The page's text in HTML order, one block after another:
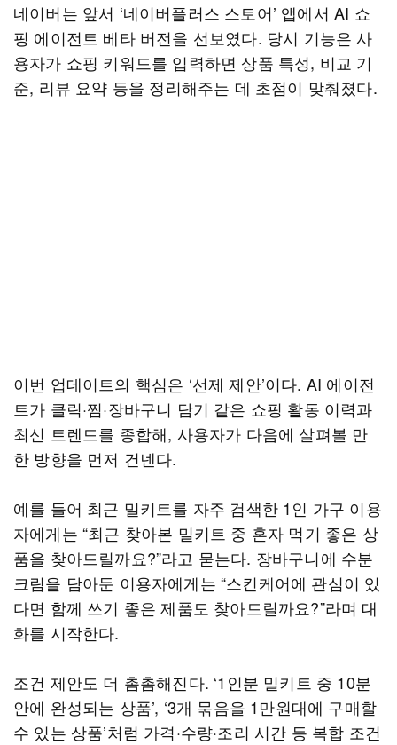
네이버는 앞서 ‘네이버플러스 스토어’ 앱에서 AI 쇼
핑 에이전트 베타 버전을 선보였다. 당시 기능은 사
용자가 쇼핑 키워드를 입력하면 상품 특성, 비교 기
준, 리뷰 요약 등을 정리해주는 데 초점이 맞춰졌다.
이번 업데이트의 핵심은 ‘선제 제안’이다. AI 에이전
트가 클릭·찜·장바구니 담기 같은 쇼핑 활동 이력과
최신 트렌드를 종합해, 사용자가 다음에 살펴볼 만
한 방향을 먼저 건넨다.
예를 들어 최근 밀키트를 자주 검색한 1인 가구 이용
자에게는 “최근 찾아본 밀키트 중 혼자 먹기 좋은 상
품을 찾아드릴까요?”라고 묻는다. 장바구니에 수분
크림을 담아둔 이용자에게는 “스킨케어에 관심이 있
다면 함께 쓰기 좋은 제품도 찾아드릴까요?”라며 대
화를 시작한다.
조건 제안도 더 촘촘해진다. ‘1인분 밀키트 중 10분
안에 완성되는 상품’, ‘3개 묶음을 1만원대에 구매할
수 있는 상품’처럼 가격·수량·조리 시간 등 복합 조건